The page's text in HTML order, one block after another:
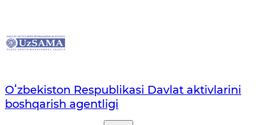
Oʻzbekiston Respublikasi Davlat aktivlarini
boshqarish agentligi